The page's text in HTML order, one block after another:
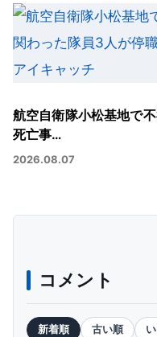
航空自衛隊小松基地で
死亡事…
2026.08.07
コメント
新着順 古い順